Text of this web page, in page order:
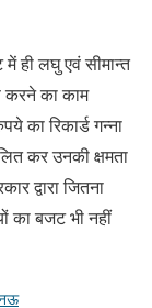
ही लघु एवं सीमान्त
का काम
का रिकार्ड गन्ना
कर उनकी क्षमता
द्वारा जितना
का बजट भी नहीं